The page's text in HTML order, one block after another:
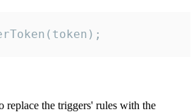
replace the triggers' rules with the